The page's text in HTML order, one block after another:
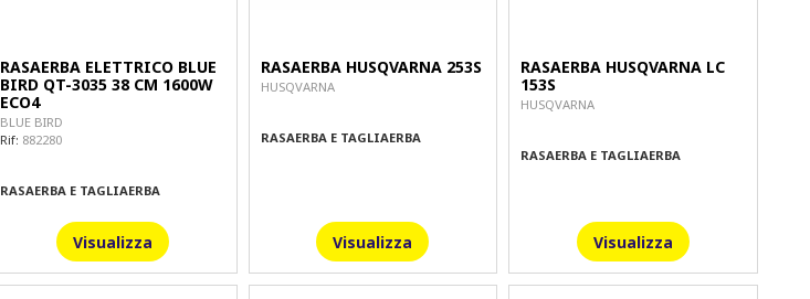
RASAERBA ELETTRICO BLUE
BIRD QT-3035 38 CM 1600W
ECO4
BLUE BIRD
Rif: 882280
RASAERBA E TAGLIAERBA
Visualizza
RASAERBA HUSQVARNA 253S
HUSQVARNA
RASAERBA E TAGLIAERBA
Visualizza
RASAERBA HUSQVARNA LC
153S
HUSQVARNA
RASAERBA E TAGLIAERBA
Visualizza